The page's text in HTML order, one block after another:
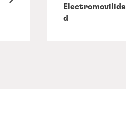
Electromovilida
d